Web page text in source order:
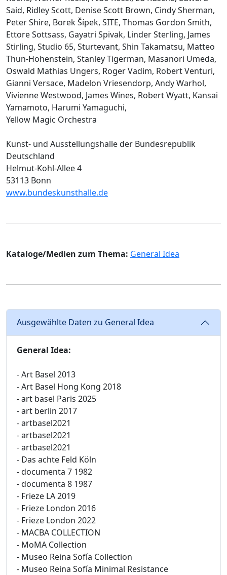
Said, Ridley Scott, Denise Scott Brown, Cindy Sherman,
Peter Shire, Borek Šípek, SITE, Thomas Gordon Smith,
Ettore Sottsass, Gayatri Spivak, Linder Sterling, James
Stirling, Studio 65, Sturtevant, Shin Takamatsu, Matteo
Thun-Hohenstein, Stanley Tigerman, Masanori Umeda,
Oswald Mathias Ungers, Roger Vadim, Robert Venturi,
Gianni Versace, Madelon Vriesendorp, Andy Warhol,
Vivienne Westwood, James Wines, Robert Wyatt, Kansai
Yamamoto, Harumi Yamaguchi,
Yellow Magic Orchestra
Kunst- und Ausstellungshalle der Bundesrepublik
Deutschland
Helmut-Kohl-Allee 4
53113 Bonn
www.bundeskunsthalle.de
Kataloge/Medien zum Thema: General Idea
Ausgewählte Daten zu General Idea
General Idea:
- Art Basel 2013
- Art Basel Hong Kong 2018
- art basel Paris 2025
- art berlin 2017
- artbasel2021
- artbasel2021
- artbasel2021
- Das achte Feld Köln
- documenta 7 1982
- documenta 8 1987
- Frieze LA 2019
- Frieze London 2016
- Frieze London 2022
- MACBA COLLECTION
- MoMA Collection
- Museo Reina Sofía Collection
- Museo Reina Sofía Minimal Resistance